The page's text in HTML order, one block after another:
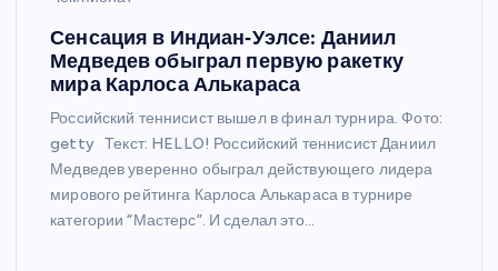
Сенсация в Индиан‑Уэлсе: Даниил
Медведев обыграл первую ракетку
мира Карлоса Алькараса
Российский теннисист вышел в финал турнира. Фото:
getty Текст: HELLO! Российский теннисист Даниил
Медведев уверенно обыграл действующего лидера
мирового рейтинга Карлоса Алькараса в турнире
категории “Мастерс”. И сделал это…